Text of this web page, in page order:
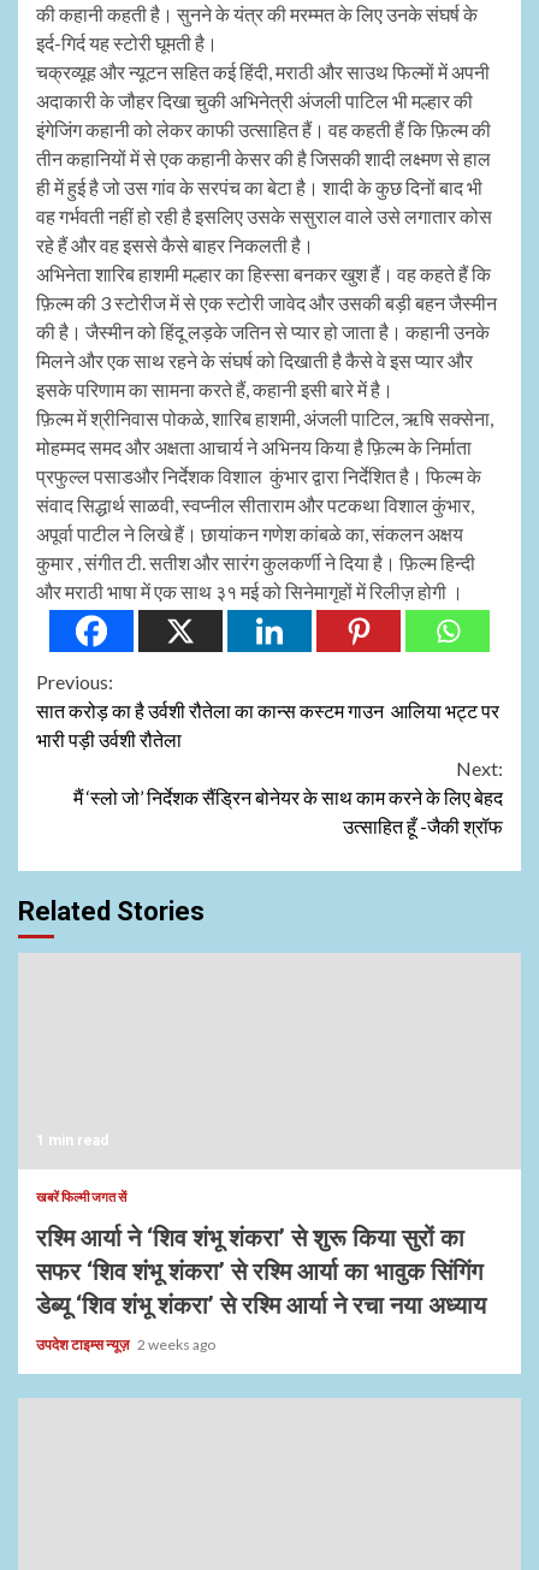
की कहानी कहती है। सुनने के यंत्र की मरम्मत के लिए उनके संघर्ष के
इर्द-गिर्द यह स्टोरी घूमती है।
चक्रव्यूह और न्यूटन सहित कई हिंदी, मराठी और साउथ फिल्मों में अपनी
अदाकारी के जौहर दिखा चुकी अभिनेत्री अंजली पाटिल भी मल्हार की
इंगेजिंग कहानी को लेकर काफी उत्साहित हैं। वह कहती हैं कि फ़िल्म की
तीन कहानियों में से एक कहानी केसर की है जिसकी शादी लक्ष्मण से हाल
ही में हुई है जो उस गांव के सरपंच का बेटा है। शादी के कुछ दिनों बाद भी
वह गर्भवती नहीं हो रही है इसलिए उसके ससुराल वाले उसे लगातार कोस
रहे हैं और वह इससे कैसे बाहर निकलती है।
अभिनेता शारिब हाशमी मल्हार का हिस्सा बनकर खुश हैं। वह कहते हैं कि
फ़िल्म की 3 स्टोरीज में से एक स्टोरी जावेद और उसकी बड़ी बहन जैस्मीन
की है। जैस्मीन को हिंदू लड़के जतिन से प्यार हो जाता है। कहानी उनके
मिलने और एक साथ रहने के संघर्ष को दिखाती है कैसे वे इस प्यार और
इसके परिणाम का सामना करते हैं, कहानी इसी बारे में है।
फ़िल्म में श्रीनिवास पोकळे, शारिब हाशमी, अंजली पाटिल, ऋषि सक्सेना,
मोहम्मद समद और अक्षता आचार्य ने अभिनय किया है फ़िल्म के निर्माता
प्रफुल्ल पसाडऔर निर्देशक विशाल कुंभार द्वारा निर्देशित है। फिल्म के
संवाद सिद्धार्थ साळवी, स्वप्नील सीताराम और पटकथा विशाल कुंभार,
अपूर्वा पाटील ने लिखे हैं। छायांकन गणेश कांबळे का, संकलन अक्षय
कुमार , संगीत टी. सतीश और सारंग कुलकर्णी ने दिया है। फ़िल्म हिन्दी
और मराठी भाषा में एक साथ ३१ मई को सिनेमागृहों में रिलीज़ होगी ।
Continue
Reading
Previous:
सात करोड़ का है उर्वशी रौतेला का कान्स कस्टम गाउन आलिया भट्ट पर
भारी पड़ी उर्वशी रौतेला
Next:
मैं ‘स्लो जो’ निर्देशक सैंड्रिन बोनेयर के साथ काम करने के लिए बेहद
उत्साहित हूँ -जैकी श्रॉफ
Related Stories
1 min read
खबरें फिल्मी जगत सें
रश्मि आर्या ने ‘शिव शंभू शंकरा’ से शुरू किया सुरों का
सफर ‘शिव शंभू शंकरा’ से रश्मि आर्या का भावुक सिंगिंग
डेब्यू ‘शिव शंभू शंकरा’ से रश्मि आर्या ने रचा नया अध्याय
उपदेश टाइम्स न्यूज़ 2 weeks ago